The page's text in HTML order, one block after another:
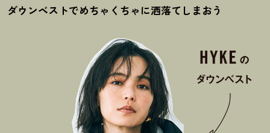
ダウンベストでめちゃくちゃに洒落てしまおう